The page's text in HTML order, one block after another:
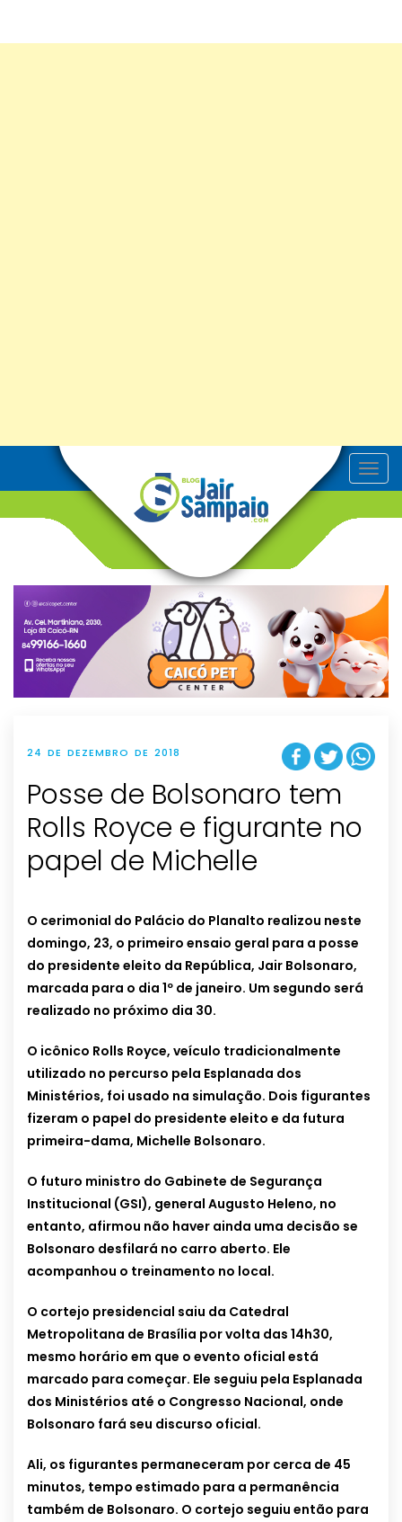
T
o
v
g
t
i
o
n
24 DE DEZEMBRO DE 2018
Posse de Bolsonaro tem
Rolls Royce e figurante no
papel de Michelle
O cerimonial do Palácio do Planalto realizou neste
domingo, 23, o primeiro ensaio geral para a posse
do presidente eleito da República, Jair Bolsonaro,
marcada para o dia 1º de janeiro. Um segundo será
realizado no próximo dia 30.
O icônico Rolls Royce, veículo tradicionalmente
utilizado no percurso pela Esplanada dos
Ministérios, foi usado na simulação. Dois figurantes
fizeram o papel do presidente eleito e da futura
primeira-dama, Michelle Bolsonaro.
O futuro ministro do Gabinete de Segurança
Institucional (GSI), general Augusto Heleno, no
entanto, afirmou não haver ainda uma decisão se
Bolsonaro desfilará no carro aberto. Ele
acompanhou o treinamento no local.
O cortejo presidencial saiu da Catedral
Metropolitana de Brasília por volta das 14h30,
mesmo horário em que o evento oficial está
marcado para começar. Ele seguiu pela Esplanada
dos Ministérios até o Congresso Nacional, onde
Bolsonaro fará seu discurso oficial.
Ali, os figurantes permaneceram por cerca de 45
minutos, tempo estimado para a permanência
também de Bolsonaro. O cortejo seguiu então para